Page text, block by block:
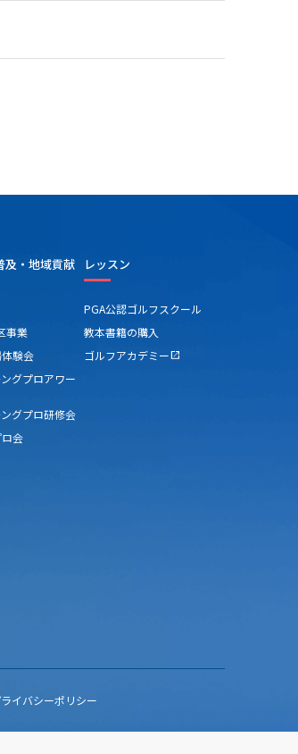
及・地域貢献
事業
験会
グプロアワー
グプロ研修会
会
レッスン
PGA公認ゴルフスクール
教本書籍の購入
ゴルフアカデミー open_in_new
イバシーポリシー